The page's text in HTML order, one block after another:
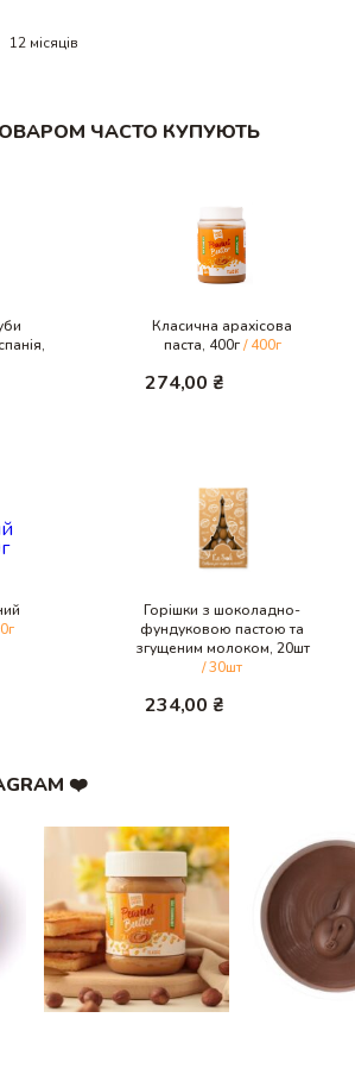
12 місяців
ЧАСТО КУПУЮТЬ
Класична арахісова
паста, 400г / 400г
274,00₴
Горішки з шоколадно-
фундуковою пастою та
згущеним молоком, 20шт
/ 30шт
234,00₴
❤️